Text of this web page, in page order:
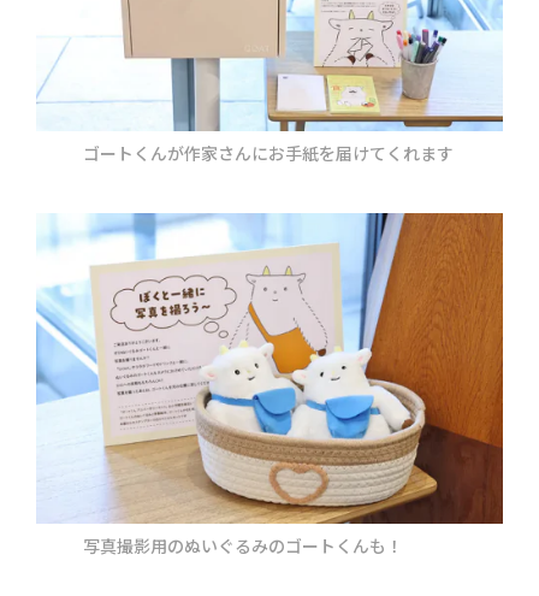
ゴートくんが作家さんにお手紙を届けてくれます
写真撮影用のぬいぐるみのゴートくんも！